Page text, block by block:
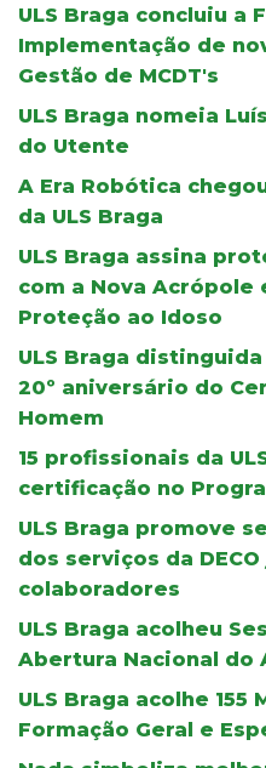
ULS Braga concluiu a
Implementação de
Gestão de MCDT's
ULS Braga nomeia
do Utente
A Era Robótica
da ULS Braga
ULS Braga assina
com a Nova Acrópole
Proteção ao Idoso
ULS Braga
20º aniversário do
Homem
15 profissionais da
certificação no
ULS Braga promove
dos serviços da
colaboradores
ULS Braga acolheu
Abertura Nacional do
ULS Braga acolhe
Formação Geral e